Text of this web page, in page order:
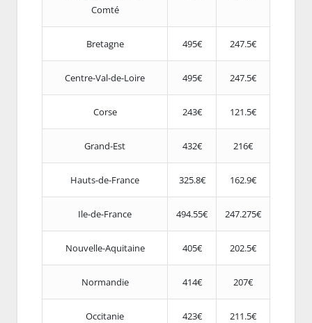
Comté
Bretagne 495€ 247.5€
Centre-Val-de-Loire 495€ 247.5€
Corse 243€ 121.5€
Grand-Est 432€ 216€
Hauts-de-France 325.8€ 162.9€
Ile-de-France 494.55€ 247.275€
Nouvelle-Aquitaine 405€ 202.5€
Normandie 414€ 207€
Occitanie 423€ 211.5€